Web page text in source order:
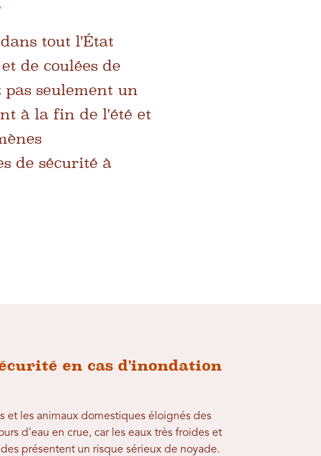
tout l'État
de coulées de
seulement un
à la fin de l'été et
de sécurité à
en cas d'inondation
et les animaux domestiques éloignés des
d'eau en crue, car les eaux très froides et
présentent un risque sérieux de noyade.